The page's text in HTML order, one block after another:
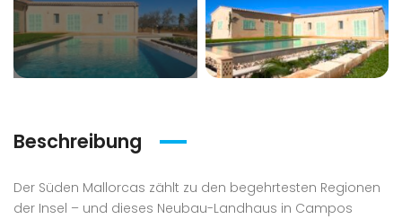
Beschreibung
Der Süden Mallorcas zählt zu den begehrtesten Regionen
der Insel – und dieses Neubau-Landhaus in Campos